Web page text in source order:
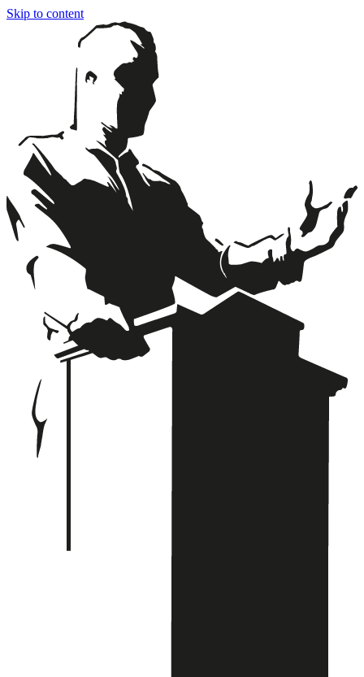
Skip to content